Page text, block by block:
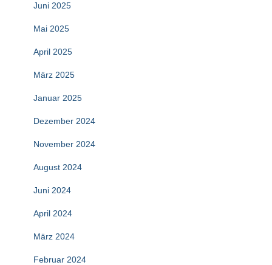
Juni 2025
Mai 2025
April 2025
März 2025
Januar 2025
Dezember 2024
November 2024
August 2024
Juni 2024
April 2024
März 2024
Februar 2024